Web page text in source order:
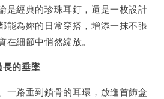
是經典的珍珠耳釘，還是一枚設計
能為妳的日常穿搭，增添一抹不張
細節中悄然綻放。
的垂墜
一路垂到鎖骨的耳環，放進首飾盒